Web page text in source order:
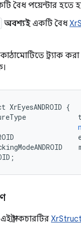
বৈধ পয়েন্টার হতে
অবশ্যই একটি বৈধ
কাঠামোটিতে ট্র্যাক
XrEyesANDROID {
;
স্ট্রাকচারটির